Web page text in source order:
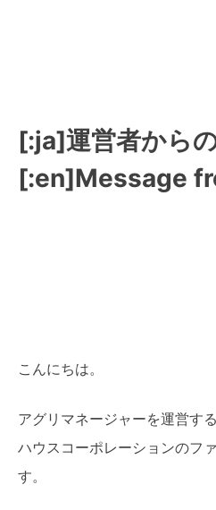
[:ja]運営者から
[:en]Message
こんにちは。
アグリマネージャーを運営す
ハウスコーポレーションのフ
す。